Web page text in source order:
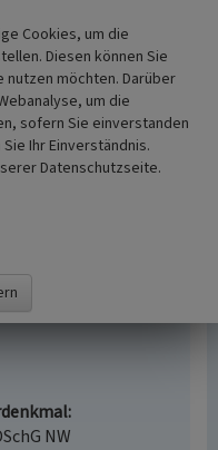
- Rittersitze,
Ein Beitrag zur
u. Essen.
Kotten
NW
Cookies, um die
Diesen können Sie
möchten. Darüber
um die
sofern Sie einverstanden
Ihr Einverständnis.
Datenschutzseite.